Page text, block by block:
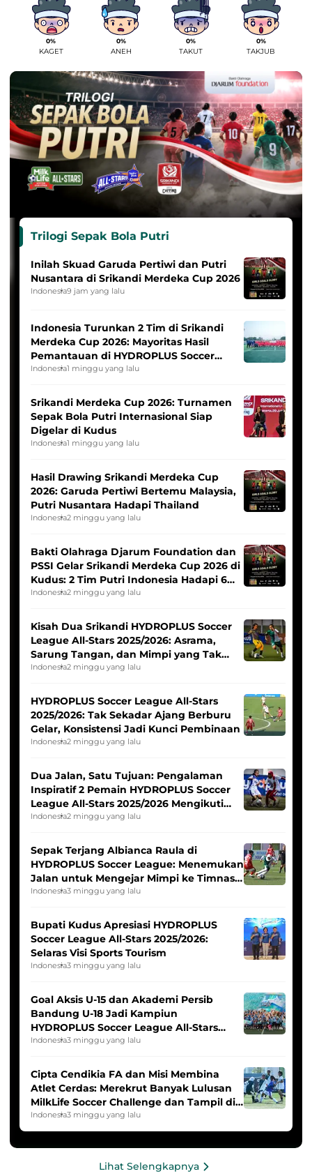
0%
KAGET
0%
ANEH
0%
TAKUT
0%
TAKJUB
Trilogi Sepak Bola Putri
Inilah Skuad Garuda Pertiwi dan Putri
Nusantara di Srikandi Merdeka Cup 2026
Indonesia9 jam yang lalu
Indonesia Turunkan 2 Tim di Srikandi
Merdeka Cup 2026: Mayoritas Hasil
Pemantauan di HYDROPLUS Soccer
League
Indonesia1 minggu yang lalu
Srikandi Merdeka Cup 2026: Turnamen
Sepak Bola Putri Internasional Siap
Digelar di Kudus
Indonesia1 minggu yang lalu
Hasil Drawing Srikandi Merdeka Cup
2026: Garuda Pertiwi Bertemu Malaysia,
Putri Nusantara Hadapi Thailand
Indonesia2 minggu yang lalu
Bakti Olahraga Djarum Foundation dan
PSSI Gelar Srikandi Merdeka Cup 2026 di
Kudus: 2 Tim Putri Indonesia Hadapi 6
Tim Asia
Indonesia2 minggu yang lalu
Kisah Dua Srikandi HYDROPLUS Soccer
League All-Stars 2025/2026: Asrama,
Sarung Tangan, dan Mimpi yang Tak
Pernah Padam
Indonesia2 minggu yang lalu
HYDROPLUS Soccer League All-Stars
2025/2026: Tak Sekadar Ajang Berburu
Gelar, Konsistensi Jadi Kunci Pembinaan
Indonesia2 minggu yang lalu
Dua Jalan, Satu Tujuan: Pengalaman
Inspiratif 2 Pemain HYDROPLUS Soccer
League All-Stars 2025/2026 Mengikuti
Seleksi Timnas Indonesia Putri
Indonesia2 minggu yang lalu
Sepak Terjang Albianca Raula di
HYDROPLUS Soccer League: Menemukan
Jalan untuk Mengejar Mimpi ke Timnas
Indonesia Putri
Indonesia3 minggu yang lalu
Bupati Kudus Apresiasi HYDROPLUS
Soccer League All-Stars 2025/2026:
Selaras Visi Sports Tourism
Indonesia3 minggu yang lalu
Goal Aksis U-15 dan Akademi Persib
Bandung U-18 Jadi Kampiun
HYDROPLUS Soccer League All-Stars
2025/2026
Indonesia3 minggu yang lalu
Cipta Cendikia FA dan Misi Membina
Atlet Cerdas: Merekrut Banyak Lulusan
MilkLife Soccer Challenge dan Tampil di
HYDROPLUS Soccer League
Indonesia3 minggu yang lalu
Lihat Selengkapnya